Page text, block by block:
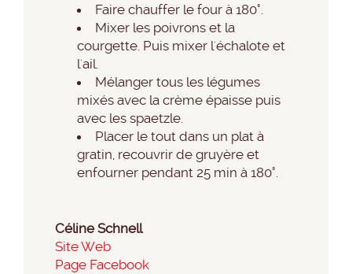
Faire chauffer le four à 180°.
Mixer les poivrons et la
courgette. Puis mixer l'échalote et
l'ail.
Mélanger tous les légumes
mixés avec la crème épaisse puis
avec les spaetzle.
Placer le tout dans un plat à
gratin, recouvrir de gruyère et
enfourner pendant 25 min à 180°.
Céline Schnell
Site Web
Page Facebook